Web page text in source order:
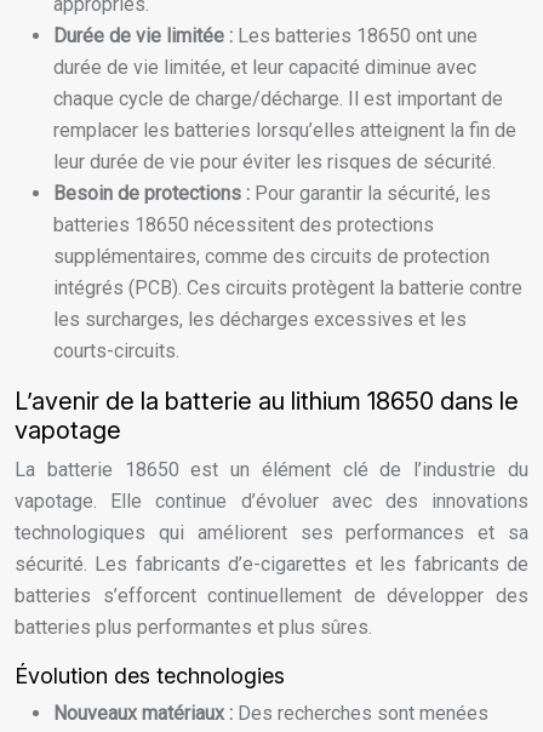
appropriés.
Durée de vie limitée : Les batteries 18650 ont une
durée de vie limitée, et leur capacité diminue avec
chaque cycle de charge/décharge. Il est important de
remplacer les batteries lorsqu’elles atteignent la fin de
leur durée de vie pour éviter les risques de sécurité.
Besoin de protections : Pour garantir la sécurité, les
batteries 18650 nécessitent des protections
supplémentaires, comme des circuits de protection
intégrés (PCB). Ces circuits protègent la batterie contre
les surcharges, les décharges excessives et les
courts-circuits.
L’avenir de la batterie au lithium 18650 dans le
vapotage
La batterie 18650 est un élément clé de l’industrie du
vapotage. Elle continue d’évoluer avec des innovations
technologiques qui améliorent ses performances et sa
sécurité. Les fabricants d’e-cigarettes et les fabricants de
batteries s’efforcent continuellement de développer des
batteries plus performantes et plus sûres.
Évolution des technologies
Nouveaux matériaux : Des recherches sont menées